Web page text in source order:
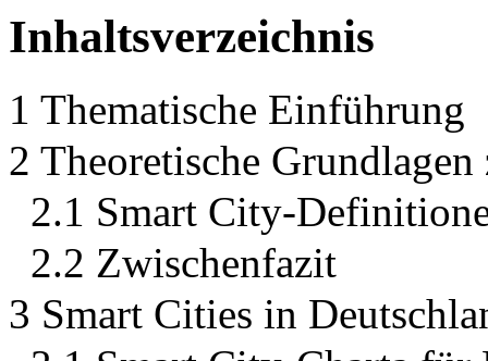
Inhaltsverzeichnis
1 Thematische Einführung
2 Theoretische
2.1 Smart City-
2.2 Zwischenfazit
3 Smart Cities in